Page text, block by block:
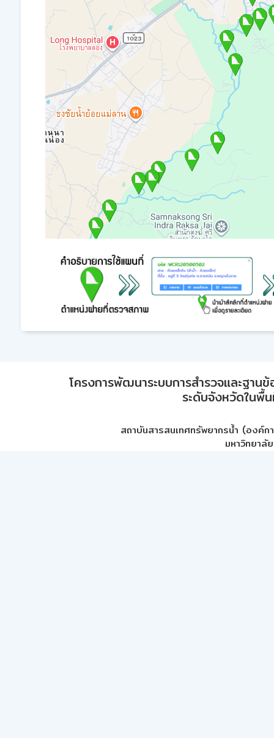
โครงการพัฒนาระบบการสำรวจและฐา
ระดับจังหวัดในพื้
สถาบันสารสนเทศทรัพยากรน้ำ (องค์ก
มหาวิทยาลั